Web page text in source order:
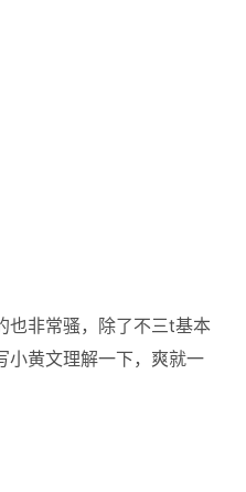
也非常骚，除了不三t基本
小黄文理解一下，爽就一